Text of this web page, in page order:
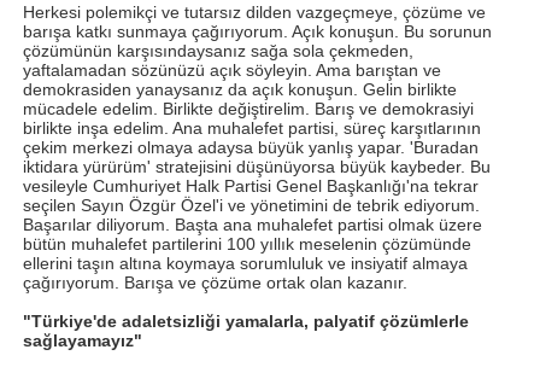
Herkesi polemikçi ve tutarsız dilden vazgeçmeye, çözüme ve
barışa katkı sunmaya çağırıyorum. Açık konuşun. Bu sorunun
çözümünün karşısındaysanız sağa sola çekmeden,
yaftalamadan sözünüzü açık söyleyin. Ama barıştan ve
demokrasiden yanaysanız da açık konuşun. Gelin birlikte
mücadele edelim. Birlikte değiştirelim. Barış ve demokrasiyi
birlikte inşa edelim. Ana muhalefet partisi, süreç karşıtlarının
çekim merkezi olmaya adaysa büyük yanlış yapar. 'Buradan
iktidara yürürüm' stratejisini düşünüyorsa büyük kaybeder. Bu
vesileyle Cumhuriyet Halk Partisi Genel Başkanlığı'na tekrar
seçilen Sayın Özgür Özel'i ve yönetimini de tebrik ediyorum.
Başarılar diliyorum. Başta ana muhalefet partisi olmak üzere
bütün muhalefet partilerini 100 yıllık meselenin çözümünde
ellerini taşın altına koymaya sorumluluk ve insiyatif almaya
çağırıyorum. Barışa ve çözüme ortak olan kazanır.
"Türkiye'de adaletsizliği yamalarla, palyatif çözümlerle
sağlayamayız"